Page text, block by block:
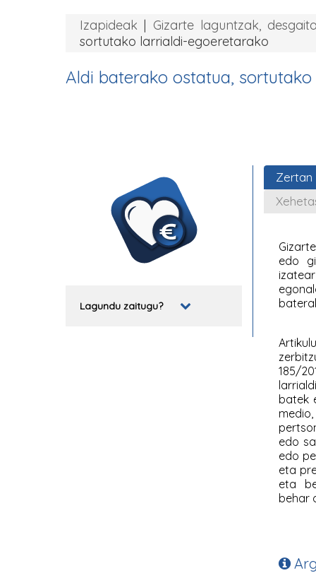
Izapideak | Gizarte laguntzak,
sortutako larrialdi-egoeretarako
Aldi baterako ostatua,
Lagundu zaitugu?
Zertan
edo
185/
batek
edo
edo
eta
eta
behar